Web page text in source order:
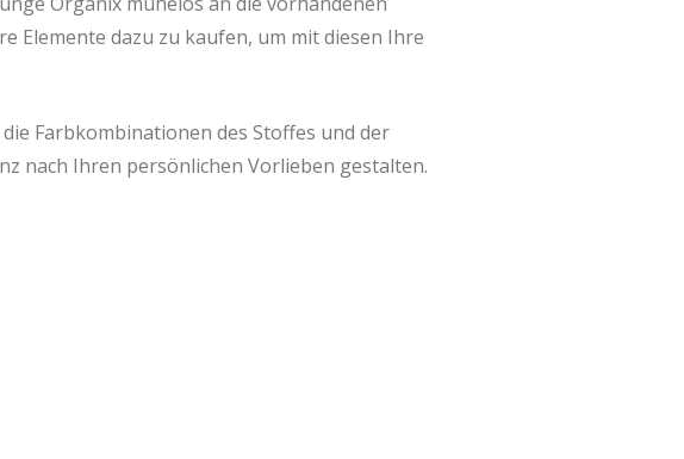
Elemente dazu zu kaufen, um mit diesen Ihre
Farbkombinationen des Stoffes und der
nach Ihren persönlichen Vorlieben gestalten.